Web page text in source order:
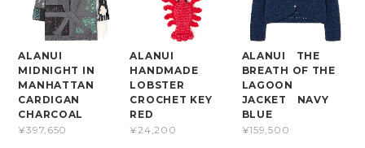
ALANUI
MIDNIGHT IN
MANHATTAN
CARDIGAN
CHARCOAL
¥397,650
ALANUI
HANDMADE
LOBSTER
CROCHET KEY
RED
¥24,200
ALANUI THE
BREATH OF THE
LAGOON
JACKET NAVY
BLUE
¥159,500